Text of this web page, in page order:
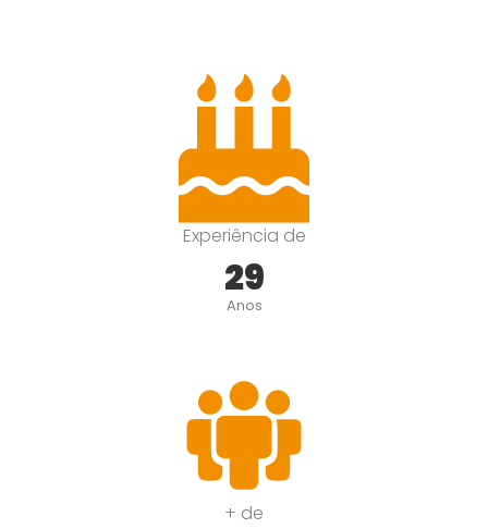
Experiência de
29
Anos
+ de